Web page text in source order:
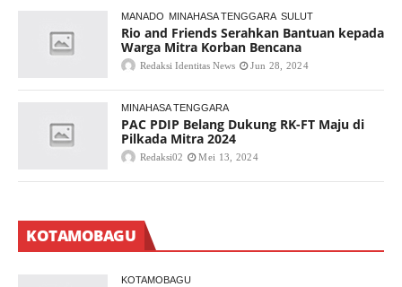
MANADO MINAHASA TENGGARA SULUT
Rio and Friends Serahkan Bantuan kepada
Warga Mitra Korban Bencana
Redaksi Identitas News Jun 28, 2024
MINAHASA TENGGARA
PAC PDIP Belang Dukung RK-FT Maju di
Pilkada Mitra 2024
Redaksi02 Mei 13, 2024
KOTAMOBAGU
KOTAMOBAGU